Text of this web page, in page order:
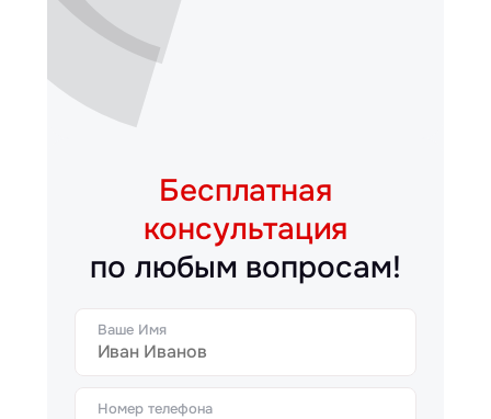
Бесплатная
консультация
по любым вопросам!
Ваше Имя
Номер телефона